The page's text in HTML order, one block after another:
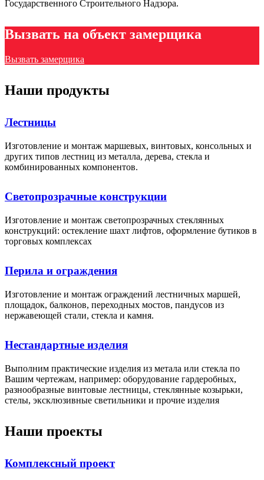
Государственного Строительного Надзора.
Вызвать на объект замерщика
Вызвать замерщика
Наши продукты
Лестницы
Изготовление и монтаж маршевых, винтовых, консольных и
других типов лестниц из металла, дерева, стекла и
комбинированных компонентов.
Светопрозрачные конструкции
Изготовление и монтаж светопрозрачных стеклянных
конструкций: остекление шахт лифтов, оформление бутиков в
торговых комплексах
Перила и ограждения
Изготовление и монтаж ограждений лестничных маршей,
площадок, балконов, переходных мостов, пандусов из
нержавеющей стали, стекла и камня.
Нестандартные изделия
Выполним практические изделия из метала или стекла по
Вашим чертежам, например: оборудование гардеробных,
разнообразные винтовые лестницы, стеклянные козырьки,
стелы, эксклюзивные светильники и прочие изделия
Наши проекты
Комплексный проект